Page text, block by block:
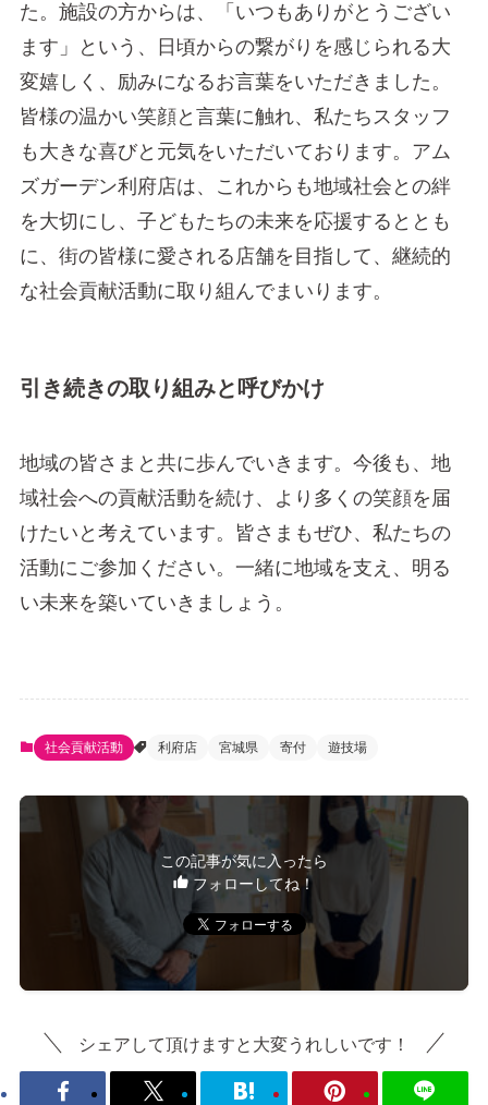
た。施設の方からは、「いつもありがとうござい
ます」という、日頃からの繋がりを感じられる大
変嬉しく、励みになるお言葉をいただきました。
皆様の温かい笑顔と言葉に触れ、私たちスタッフ
も大きな喜びと元気をいただいております。アム
ズガーデン利府店は、これからも地域社会との絆
を大切にし、子どもたちの未来を応援するととも
に、街の皆様に愛される店舗を目指して、継続的
な社会貢献活動に取り組んでまいります。
引き続きの取り組みと呼びかけ
地域の皆さまと共に歩んでいきます。今後も、地
域社会への貢献活動を続け、より多くの笑顔を届
けたいと考えています。皆さまもぜひ、私たちの
活動にご参加ください。一緒に地域を支え、明る
い未来を築いていきましょう。
社会貢献活動 利府店 宮城県 寄付 遊技場
この記事が気に入ったら
フォローしてね！
シェアして頂けますと大変うれしいです！